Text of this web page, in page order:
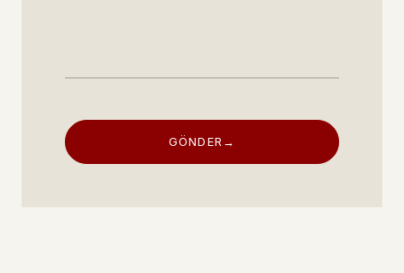
GÖNDER →